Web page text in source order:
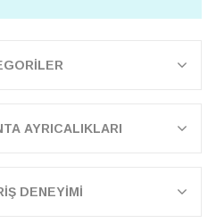
AYRICALIKLARI
DENEYİMİ